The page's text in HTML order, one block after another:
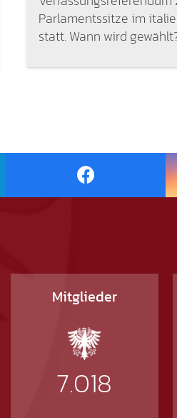
Parlamentssitze im
statt. Wann wird
Mitglieder
7.018